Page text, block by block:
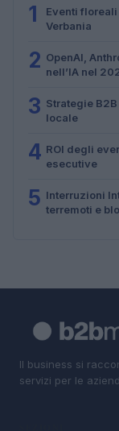
1
Eventi
Verbania
2 OpenAI,
nell’IA nel
3 Strategie
locale
4 ROI degli
esecutive
5 Interruzioni
terremoti e
Il business si
servizi per le